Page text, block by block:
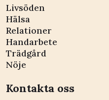
Livsöden
Hälsa
Relationer
Handarbete
Trädgård
Nöje
Kontakta oss